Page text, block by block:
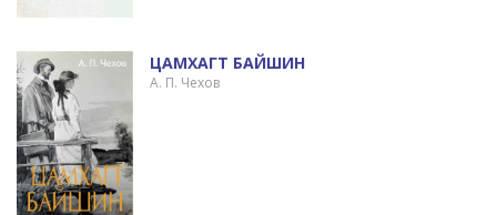
ЦАМХАГТ БАЙШИН
А. П. Чехов